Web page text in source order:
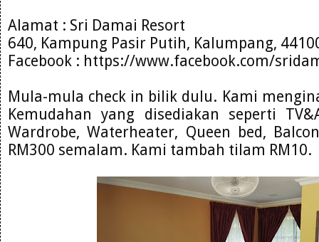
Alamat : Sri Damai Resort
640, Kampung Pasir Putih, Kalumpang,
Facebook : https://www.facebook.com/
Mula-mula check in bilik dulu. Kami
Kemudahan yang disediakan seperti
Wardrobe, Waterheater, Queen bed,
RM300 semalam. Kami tambah tilam RM10.